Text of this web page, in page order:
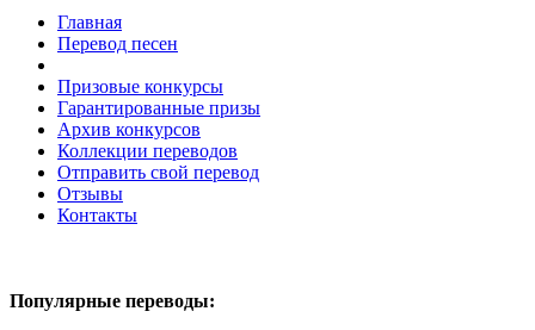
Главная
Перевод песен
Призовые конкурсы
Гарантированные призы
Архив конкурсов
Коллекции переводов
Отправить свой перевод
Отзывы
Контакты
Популярные переводы: